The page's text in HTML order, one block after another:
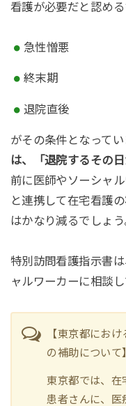
看護が必要だと認める
急性憎悪
終末期
退院直後
がその条件となってい
は、「退院するその
前に医師やソーシャ
と連携して在宅看護
はかなり減るでしょう
特別訪問看護指示書
ャルワーカーに相談し
【東京都にお
の補助について】
東京都では、在
患者さんに、医